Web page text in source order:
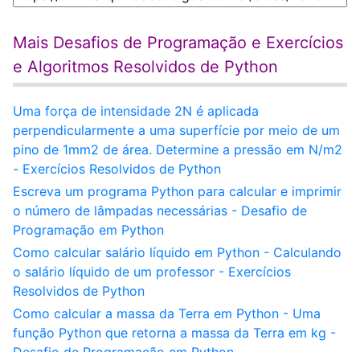
Mais Desafios de Programação e Exercícios
e Algoritmos Resolvidos de Python
Uma força de intensidade 2N é aplicada
perpendicularmente a uma superfície por meio de um
pino de 1mm2 de área. Determine a pressão em N/m2
- Exercícios Resolvidos de Python
Escreva um programa Python para calcular e imprimir
o número de lâmpadas necessárias - Desafio de
Programação em Python
Como calcular salário líquido em Python - Calculando
o salário líquido de um professor - Exercícios
Resolvidos de Python
Como calcular a massa da Terra em Python - Uma
função Python que retorna a massa da Terra em kg -